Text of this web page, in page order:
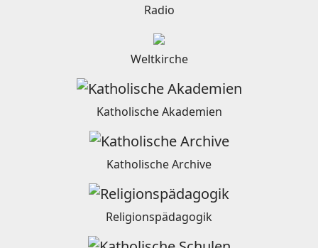
Radio
Weltkirche
Katholische Akademien
Katholische Archive
Religionspädagogik